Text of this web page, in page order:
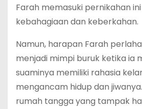
Farah memasuki pernikahan
kebahagiaan dan keberkahan.
Namun, harapan Farah
menjadi mimpi buruk ketika ia
suaminya memiliki rahasia
mengancam hidup dan
rumah tangga yang tampak